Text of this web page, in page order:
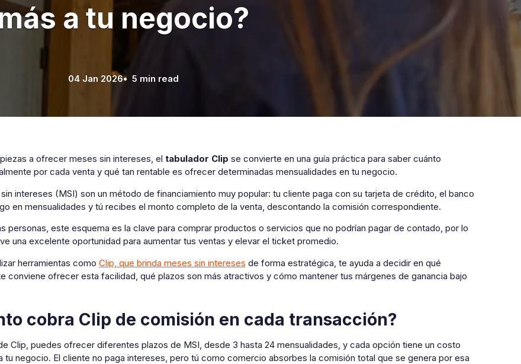
a tu negocio?
04 Jan 2026• 5 min read
a ofrecer meses sin intereses, el tabulador Clip se convierte en una guía práctica para saber cuánto
por cada venta y qué tan rentable es ofrecer determinadas mensualidades en tu negocio.
intereses (MSI) son un método de financiamiento muy popular: tu cliente paga con su tarjeta de crédito, el banco
en mensualidades y tú recibes el monto completo de la venta, descontando la comisión correspondiente.
personas, este esquema es la clave para comprar productos o servicios que no podrían pagar de contado, por lo
una excelente oportunidad para aumentar tus ventas y elevar el ticket promedio.
herramientas como Clip, que brinda meses sin intereses de forma estratégica, te ayuda a decidir en qué
conviene ofrecer esta facilidad, qué plazos son más atractivos y cómo mantener tus márgenes de ganancia bajo
cobra Clip de comisión en cada transacción?
Clip, puedes ofrecer diferentes plazos de MSI, desde 3 hasta 24 mensualidades, y cada opción tiene un costo
tu negocio. El cliente no paga intereses, pero tú como comercio absorbes la comisión total que se genera por esa